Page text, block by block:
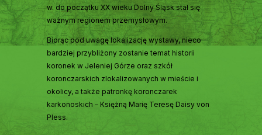
w. do początku XX wieku Dolny Śląsk stał się
ważnym regionem przemysłowym.
Biorąc pod uwagę lokalizację wystawy, nieco
bardziej przybliżony zostanie temat historii
koronek w Jeleniej Górze oraz szkół
koronczarskich zlokalizowanych w mieście i
okolicy, a także patronkę koronczarek
karkonoskich – Księżną Marię Teresę Daisy von
Pless.